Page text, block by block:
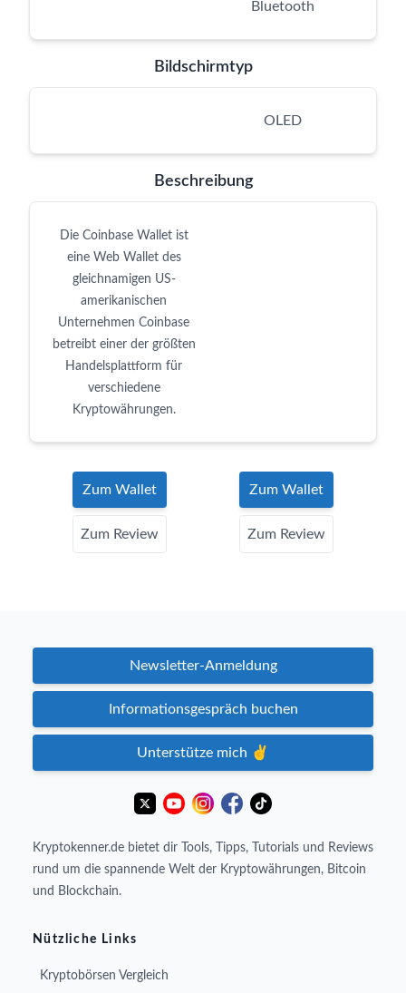
Bluetooth
Bildschirmtyp
OLED
Beschreibung
Die Coinbase Wallet ist
eine Web Wallet des
gleichnamigen US-
amerikanischen
Unternehmen Coinbase
betreibt einer der größten
Handelsplattform für
verschiedene
Kryptowährungen.
Zum Wallet
Zum Review
Zum Wallet
Zum Review
Newsletter-Anmeldung
Informationsgespräch buchen
Unterstütze mich ✌️
Kryptokenner.de bietet dir Tools, Tipps, Tutorials und Reviews
rund um die spannende Welt der Kryptowährungen, Bitcoin
und Blockchain.
Nützliche Links
Kryptobörsen Vergleich